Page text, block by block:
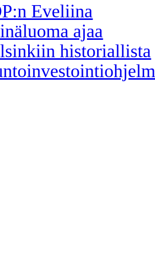
Eveliina
ajaa
historiallista